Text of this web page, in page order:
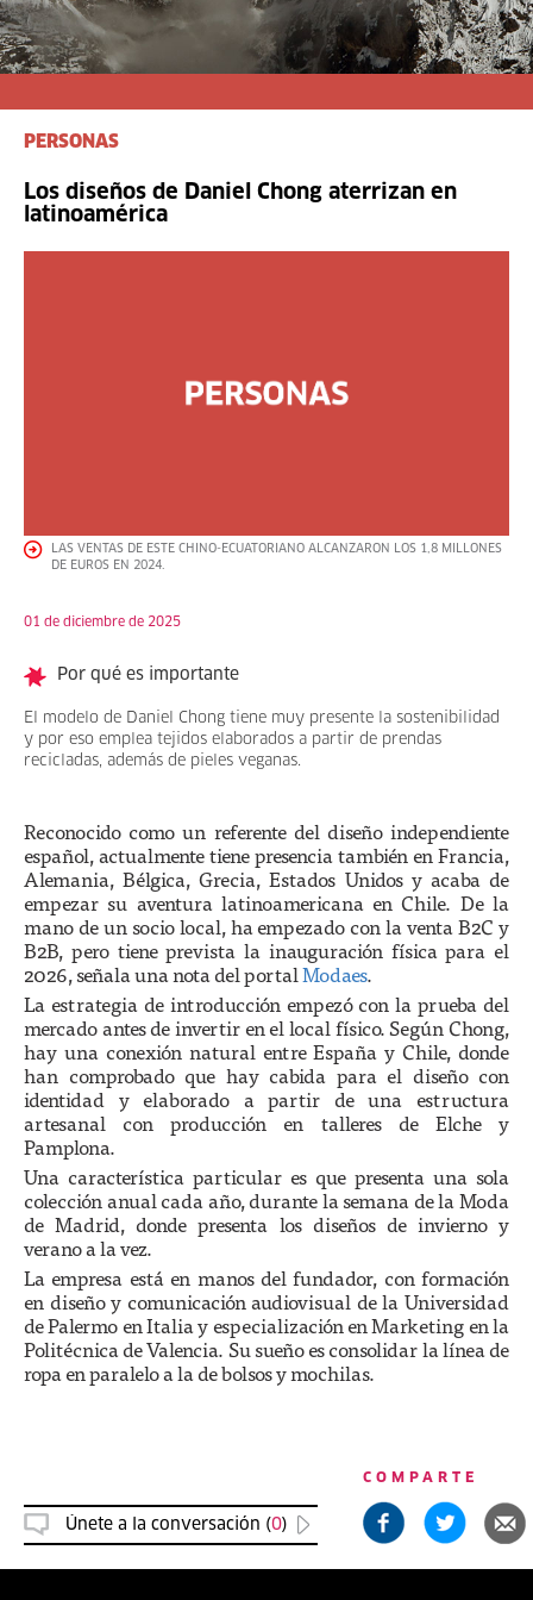
PERSONAS
Los diseños de Daniel Chong aterrizan en
latinoamérica
LAS VENTAS DE ESTE CHINO-ECUATORIANO ALCANZARON LOS 1,8 MILLONES
DE EUROS EN 2024.
01 de diciembre de 2025
Por qué es importante
El modelo de Daniel Chong tiene muy presente la sostenibilidad
y por eso emplea tejidos elaborados a partir de prendas
recicladas, además de pieles veganas.
Reconocido como un referente del diseño independiente
español, actualmente tiene presencia también en Francia,
Alemania, Bélgica, Grecia, Estados Unidos y acaba de
empezar su aventura latinoamericana en Chile. De la
mano de un socio local, ha empezado con la venta B2C y
B2B, pero tiene prevista la inauguración física para el
2026, señala una nota del portalModaes.
La estrategia de introducción empezó con la prueba del
mercado antes de invertir en el local físico. Según Chong,
hay una conexión natural entre España y Chile, donde
han comprobado que hay cabida para el diseño con
identidad y elaborado a partir de una estructura
artesanal con producción en talleres de Elche y
Pamplona.
Una característica particular es que presenta una sola
colección anual cada año, durante la semana de la Moda
de Madrid, donde presenta los diseños de invierno y
verano a la vez.
La empresa está en manos del fundador, con formación
en diseño y comunicación audiovisual de la Universidad
de Palermo en Italia y especialización en Marketing en la
Politécnica de Valencia. Su sueño es consolidar la línea de
ropa en paralelo a la de bolsos y mochilas.
Únete a la conversación (0)
COMPARTE